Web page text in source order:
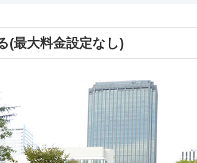
(最大料金設定なし)